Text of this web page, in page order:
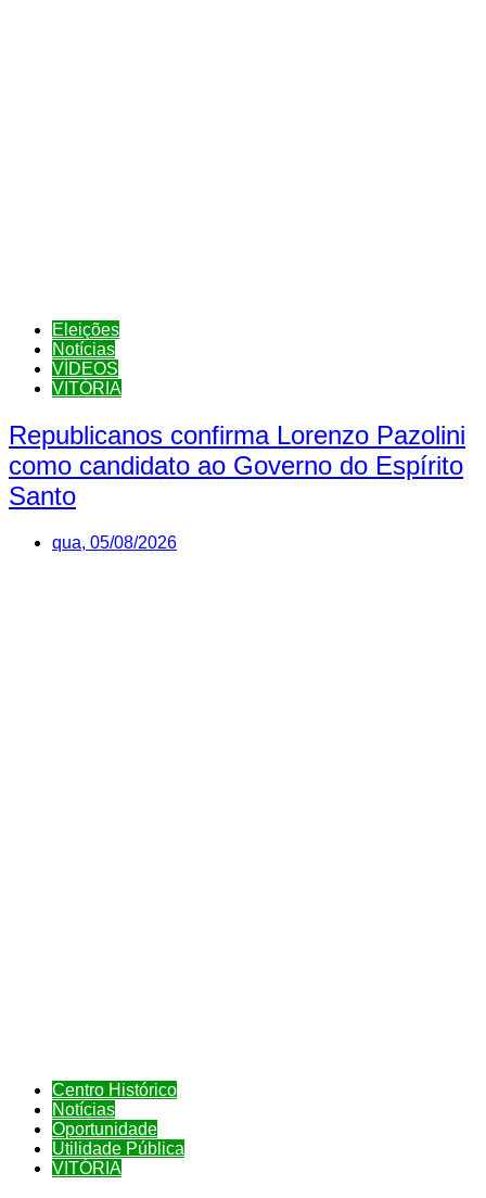
Eleições
Notícias
VÍDEOS
VITÓRIA
Republicanos confirma Lorenzo Pazolini
como candidato ao Governo do Espírito
Santo
qua, 05/08/2026
Centro Histórico
Notícias
Oportunidade
Utilidade Pública
VITÓRIA